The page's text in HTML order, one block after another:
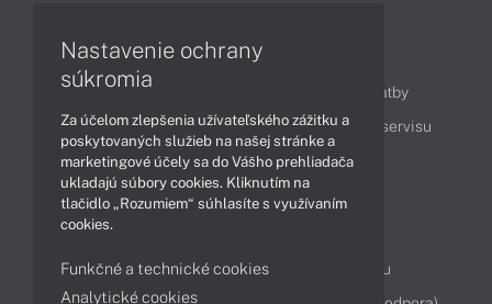
Obsah
Ako nakupovať
Možnosti doručenia a platby
Podpora a servis
Servisné služby Cenník servisu
Kontakty
Servisné oddelenie
Reklamácia tovaru
Nastavenie ochrany
súkromia
Za účelom zlepšenia užívateľského zážitku a
poskytovaných služieb na našej stránke a
marketingové účely sa do Vášho prehliadača
ukladajú súbory cookies. Kliknutím na
tlačidlo „Rozumiem“ súhlasíte s využívaním
cookies.
Funkčné a technické cookies
Analytické cookies